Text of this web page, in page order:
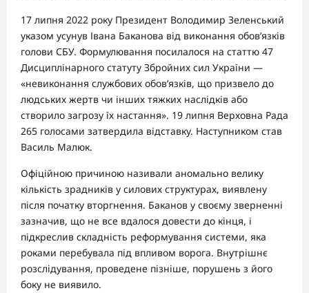
17 липня 2022 року Президент Володимир Зеленський
указом усунув Івана Баканова від виконання обов’язків
голови СБУ. Формулювання посилалося на статтю 47
Дисциплінарного статуту Збройних сил України —
«невиконання службових обов’язків, що призвело до
людських жертв чи інших тяжких наслідків або
створило загрозу їх настання». 19 липня Верховна Рада
265 голосами затвердила відставку. Наступником став
Василь Малюк.
Офіційною причиною називали аномально велику
кількість зрадників у силових структурах, виявлену
після початку вторгнення. Баканов у своєму зверненні
зазначив, що не все вдалося довести до кінця, і
підкреслив складність реформування системи, яка
роками перебувала під впливом ворога. Внутрішнє
розслідування, проведене пізніше, порушень з його
боку не виявило.